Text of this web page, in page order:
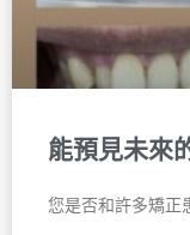
能預見未來
您是否和許多矯正